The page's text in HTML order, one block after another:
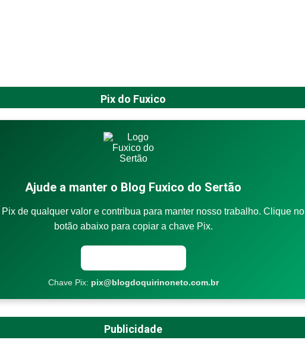
Pix do Fuxico
Ajude a manter o Blog Fuxico do Sertão
de qualquer valor e contribua para manter nosso trabalho. Clique no
botão abaixo para copiar a chave Pix.
Chave Pix: pix@blogdoquirinoneto.com.br
Publicidade